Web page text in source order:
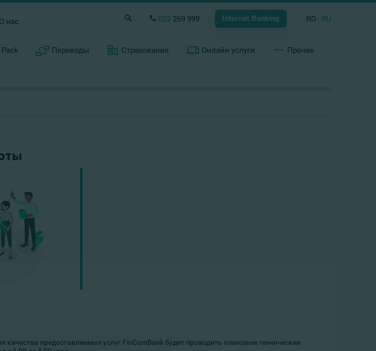
О нас 022 269 999 Internet Banking RO RU
Pack Переводы Страхование Онлайн услуги Прочее
предоставляемых услуг FinComBank будет проводить плановые технические